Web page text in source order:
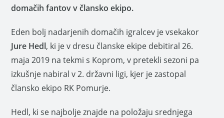
domačih fantov v člansko ekipo.
Eden bolj nadarjenih domačih igralcev je vsekakor
Jure Hedl, ki je v dresu članske ekipe debitiral 26.
maja 2019 na tekmi s Koprom, v pretekli sezoni pa
izkušnje nabiral v 2. državni ligi, kjer je zastopal
člansko ekipo RK Pomurje.
Hedl, ki se najbolje znajde na položaju srednjega